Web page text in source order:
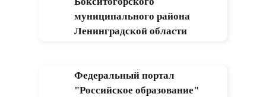
муниципального района
Ленинградской области
Федеральный портал
"Российское образование"